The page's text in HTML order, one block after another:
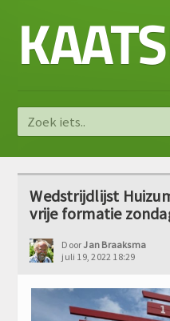
Wedstrijdlijst
vrije formatie
DoorJan Braaksma
juli 19, 2022 18:29